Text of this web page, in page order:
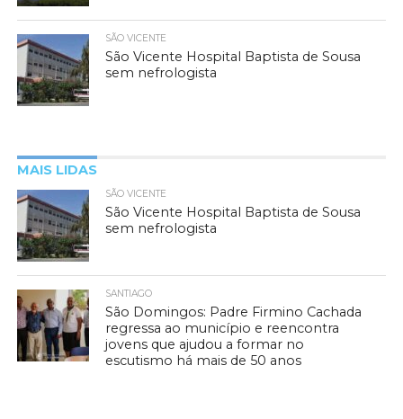
SÃO VICENTE
São Vicente Hospital Baptista de Sousa
sem nefrologista
MAIS LIDAS
SÃO VICENTE
São Vicente Hospital Baptista de Sousa
sem nefrologista
SANTIAGO
São Domingos: Padre Firmino Cachada
regressa ao município e reencontra
jovens que ajudou a formar no
escutismo há mais de 50 anos